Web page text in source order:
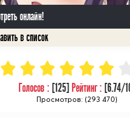
онлайн!
Голосов : [125] Рейтинг : [6.74/
Просмотров: (293 470)